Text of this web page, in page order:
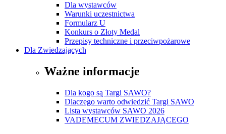
Dla wystawców
Warunki uczestnictwa
Formularz U
Konkurs o Złoty Medal
Przepisy techniczne i przeciwpożarowe
Dla Zwiedzających
Ważne informacje
Dla kogo są Targi SAWO?
Dlaczego warto odwiedzić Targi SAWO
Lista wystawców SAWO 2026
VADEMECUM ZWIEDZAJĄCEGO